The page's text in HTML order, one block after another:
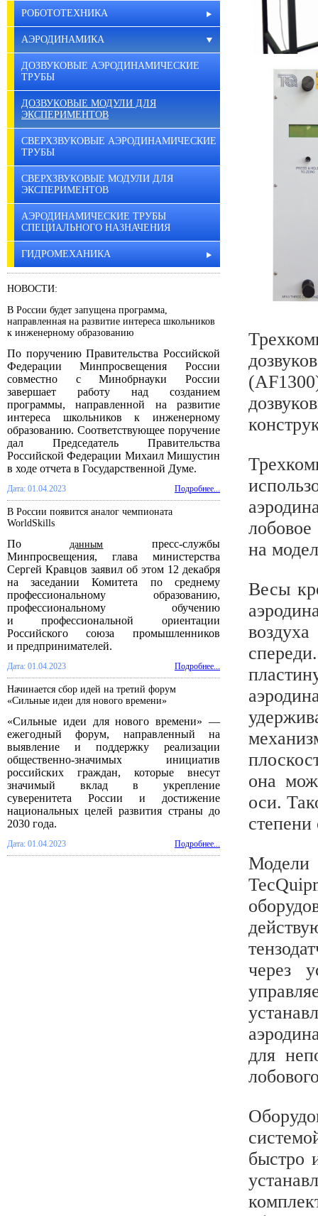
РОБОТОТЕХНИКА
АЭРОДИНАМИКА
ДОЗВУКОВЫЕ АЭРОДИНАМИЧЕСКИЕ
ТРУБЫ
ДОЗВУКОВЫЕ МОДУЛИ ДЛЯ
ЭКСПЕРИМЕНТОВ
СВЕРХЗВУКОВЫЕ АЭРОДИНАМИЧЕСКИЕ
ТРУБЫ
СВЕРХЗВУКОВЫЕ МОДУЛИ ДЛЯ
ЭКСПЕРИМЕНТОВ
АЭРОДИНАМИЧЕСКИЕ ТРУБЫ
СПЕЦИАЛЬНОГО НАЗНАЧЕНИЯ
ГИДРОМЕХАНИКА
НОВОСТИ:
В России будет запущена программа,
направленная на развитие интереса школьников
к инженерному образованию
По поручению Правительства Российской
Федерации Минпросвещения России
совместно с Минобрнауки России
завершает работу над созданием
программы, направленной на развитие
интереса школьников к инженерному
образованию. Соответствующее поручение
дал Председатель Правительства
Российской Федерации Михаил Мишустин
в ходе отчета в Государственной Думе.
Дата: 01.04.2023 Подробнее...
В России появится аналог чемпионата
WorldSkills
По данным пресс-службы
Минпросвещения, глава министерства
Сергей Кравцов заявил об этом 12 декабря
на заседании Комитета по среднему
профессиональному образованию,
профессиональному обучению
и профессиональной ориентации
Российского союза промышленников
и предпринимателей.
Дата: 01.04.2023 Подробнее...
Начинается сбор идей на третий форум
«Сильные идеи для нового времени»
«Сильные идеи для нового времени» —
ежегодный форум, направленный на
выявление и поддержку реализации
общественно-значимых инициатив
российских граждан, которые внесут
значимый вклад в укрепление
суверенитета России и достижение
национальных целей развития страны до
2030 года.
Дата: 01.04.2023 Подробнее...
на
Весы
она
оси.
через
для
быстро